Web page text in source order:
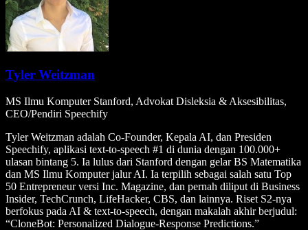
Tyler Weitzman
MS Ilmu Komputer Stanford, Advokat Disleksia & Aksesibilitas,
CEO/Pendiri Speechify
Tyler Weitzman adalah Co-Founder, Kepala AI, dan Presiden
Speechify, aplikasi text-to-speech #1 di dunia dengan 100.000+
ulasan bintang 5. Ia lulus dari Stanford dengan gelar BS Matematika
dan MS Ilmu Komputer jalur AI. Ia terpilih sebagai salah satu Top
50 Entrepreneur versi Inc. Magazine, dan pernah diliput di Business
Insider, TechCrunch, LifeHacker, CBS, dan lainnya. Riset S2-nya
berfokus pada AI & text-to-speech, dengan makalah akhir berjudul:
“CloneBot: Personalized Dialogue-Response Predictions.”